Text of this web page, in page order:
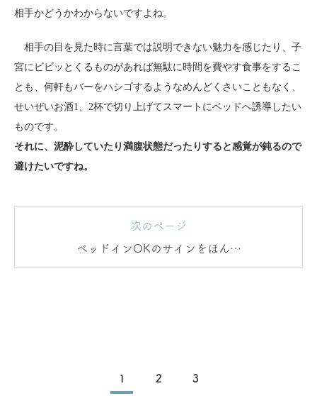
相手かどうかわからないですよね。
相手の目を見た時に言葉では説明できない魅力を感じたり、子
宮にビビッとくるものがあれば無駄に時間を費やす食事をするこ
とも、何軒もバーをハシゴするようなめんどくさいこともなく、
せいぜいお酒1、2杯で切り上げてスマートにベッドへ誘導したい
ものです。
それに、泥酔していたり満腹状態だったりすると感覚が鈍るので
避けたいですね。
次のページ
ベッドインOKのサインをほんの
りと出していく？
1 2 3